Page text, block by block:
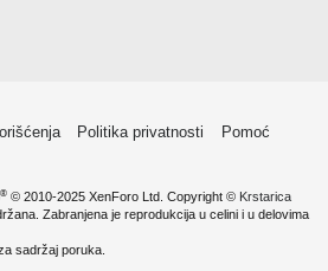
Politika privatnosti
Pomoć
® © 2010-2025 XenForo Ltd. Copyright © Krstarica
Zabranjena je reprodukcija u celini i u delovima
sadržaj poruka.